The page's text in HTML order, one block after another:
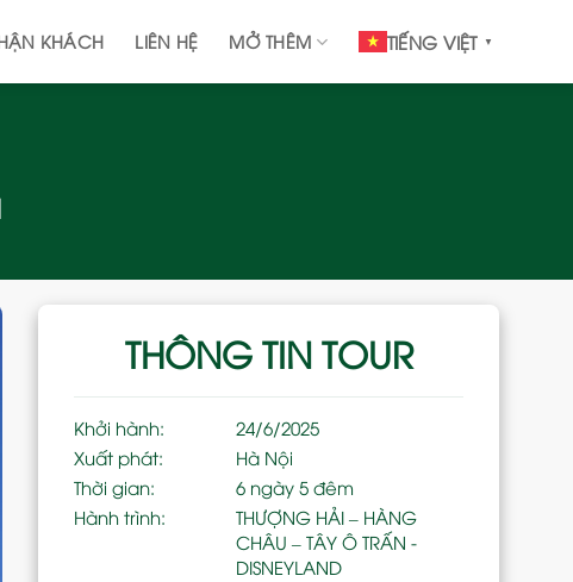
KHÁCH LIÊN HỆ MỞ THÊM TIẾNG VIỆT ▼
THÔNG TIN TOUR
Khởi hành:
24/6/2025
Xuất phát:
Hà Nội
Thời gian:
6 ngày 5 đêm
Hành trình:
THƯỢNG HẢI – HÀNG
CHÂU – TÂY Ô TRẤN -
DISNEYLAND